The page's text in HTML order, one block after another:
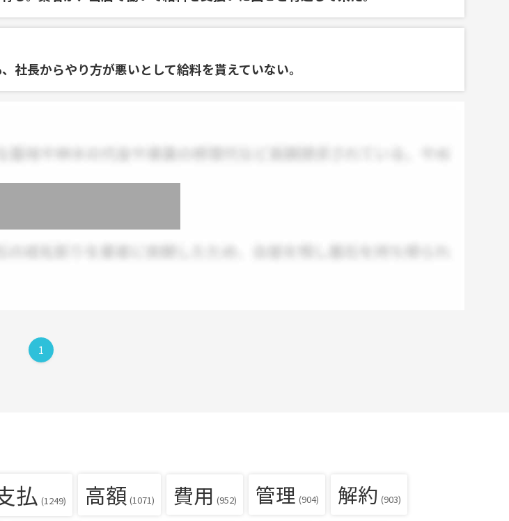
社長からやり方が悪いとして給料を貰えていない。
1
払 (1249) 高額 (1071) 費用 (952) 管理 (904) 解約 (903)